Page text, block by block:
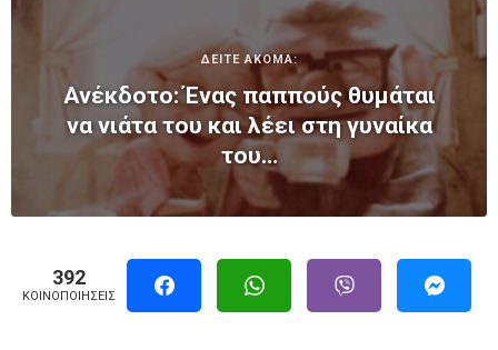
ΔΕΙΤΕ ΑΚΟΜΑ:
Ανέκδοτο: Ένας παππούς θυμάται
να νιάτα του και λέει στη γυναίκα
του…
392
ΚΟΙΝΟΠΟΙΉΣΕΙΣ